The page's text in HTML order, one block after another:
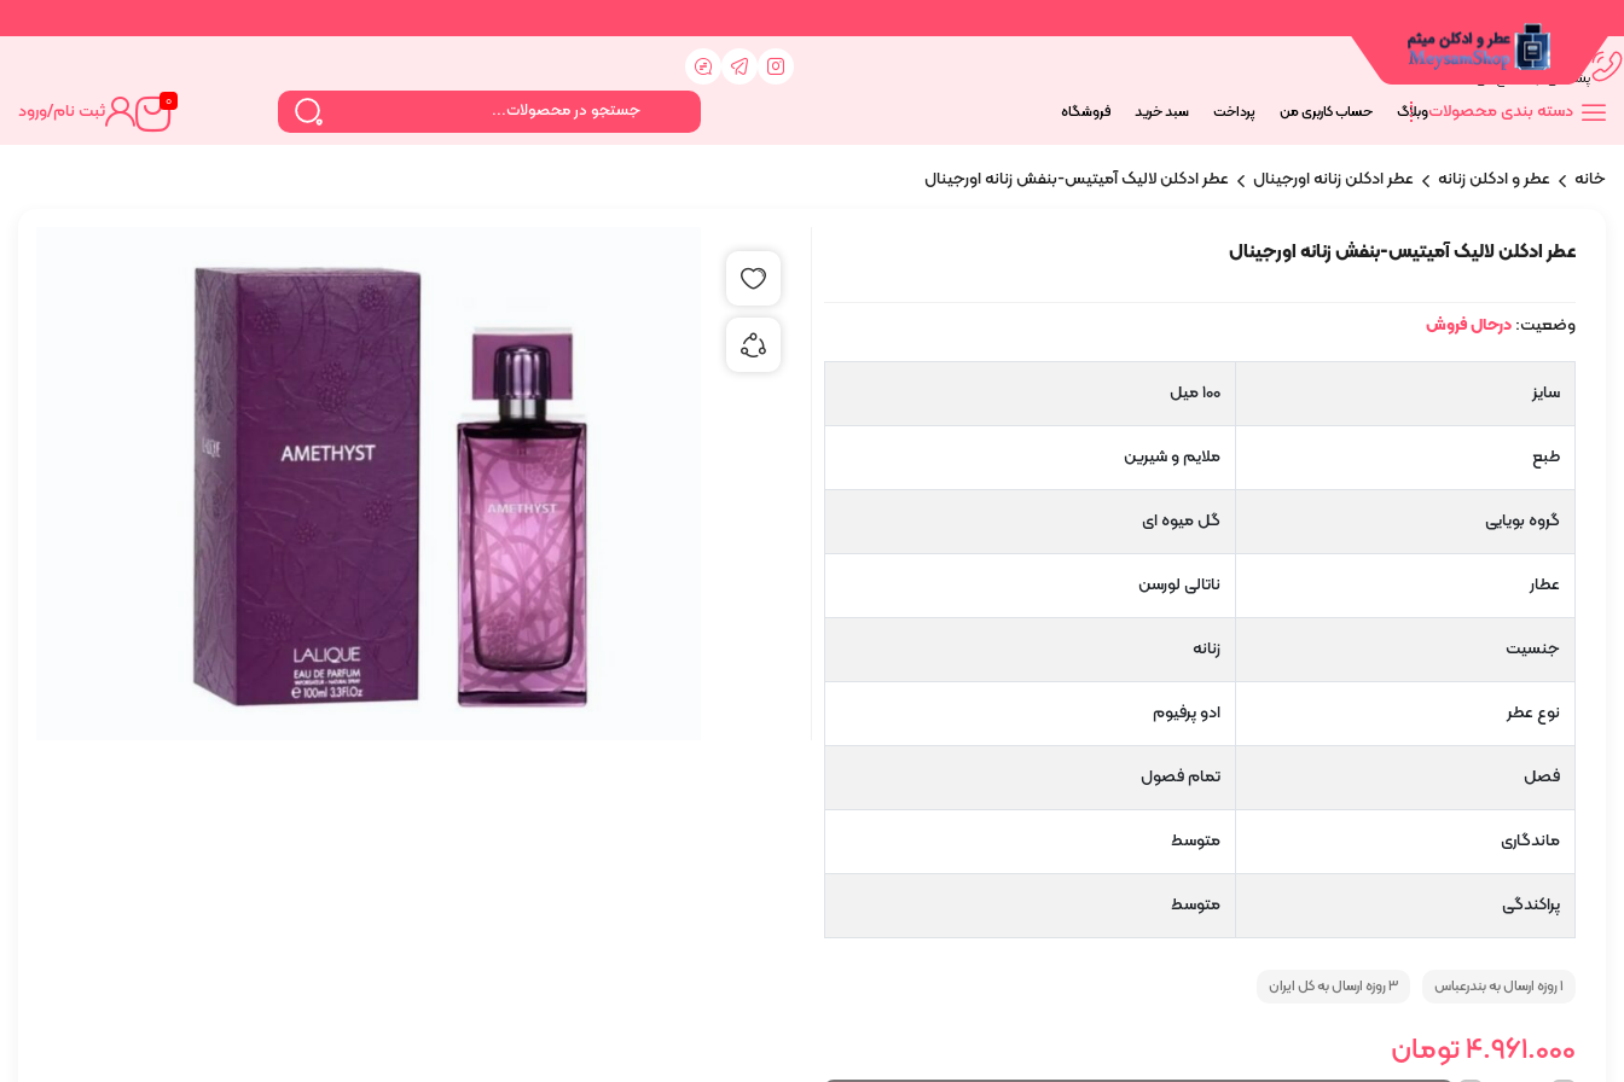
09044673563
پشتیانی از 9 صبح الی 20 شب
دسته بندی محصولاتوبلاگ حساب کاربری من پرداخت سبد خرید فروشگاه
0 ثبت نام/ورود
خانه عطر و ادکلن زنانه عطر ادکلن زنانه اورجینال عطر ادکلن لالیک آمیتیس-بنفش زنانه اورجینال
عطر ادکلن لالیک آمیتیس-بنفش زنانه اورجینال
وضعیت:درحال فروش
سایز 100 میل
طبع ملایم و شیرین
گروه بویایی گل میوه ای
عطار ناتالی لورسن
جنسیت زنانه
نوع عطر ادو پرفیوم
فصل تمام فصول
ماندگاری متوسط
پراکندگی متوسط
1 روزه ارسال به بندرعباس 3 روزه ارسال به کل ایران
4.961.000تومان